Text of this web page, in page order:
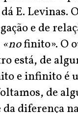
E. Levinas.
e de
«nofinito». O
está, de
e infinito é
de
diferença